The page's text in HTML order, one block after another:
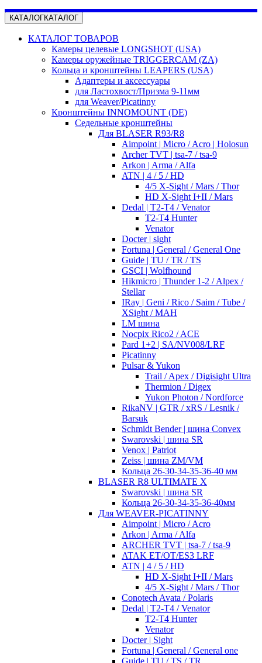
КАТАЛОГКАТАЛОГ
КАТАЛОГ ТОВАРОВ
Камеры целевые LONGSHOT (USA)
Камеры оружейные TRIGGERCAM (ZA)
Кольца и кронштейны LEAPERS (USA)
Адаптеры и аксессуары
для Ластохвост/Призма 9-11мм
для Weaver/Picatinny
Кронштейны INNOMOUNT (DE)
Седельные кронштейны
Для BLASER R93/R8
Aimpoint | Micro / Acro | Holosun
Archer TVT | tsa-7 / tsa-9
Arkon | Arma / Alfa
ATN | 4 / 5 / HD
4/5 X-Sight / Mars / Thor
HD X-Sight I+II / Mars
Dedal | T2-T4 / Venator
T2-T4 Hunter
Venator
Docter | sight
Fortuna | General / General One
Guide | TU / TR / TS
GSCI | Wolfhound
Hikmicro | Thunder 1-2 / Alpex /
Stellar
IRay | Geni / Rico / Saim / Tube /
XSight / MAH
LM шина
Nocpix Rico2 / ACE
Pard 1+2 | SA/NV008/LRF
Picatinny
Pulsar & Yukon
Trail / Apex / Digisight Ultra
Thermion / Digex
Yukon Photon / Nordforce
RikaNV | GTR / xRS / Lesnik /
Barsuk
Schmidt Bender | шина Convex
Swarovski | шина SR
Venox | Patriot
Zeiss | шина ZM/VM
Кольца 26-30-34-35-36-40 мм
BLASER R8 ULTIMATE X
Swarovski | шина SR
Кольца 26-30-34-35-36-40мм
Для WEAVER-PICATINNY
Aimpoint | Micro / Acro
Arkon | Arma / Alfa
ARCHER TVT | tsa-7 / tsa-9
ATAK ET/OT/ES3 LRF
ATN | 4 / 5 / HD
HD X-Sight I+II / Mars
4/5 X-Sight / Mars / Thor
Conotech Avata / Polaris
Dedal | T2-T4 / Venator
T2-T4 Hunter
Venator
Docter | Sight
Fortuna | General / General one
Guide | TU / TS / TR